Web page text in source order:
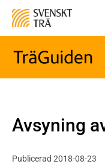
Avsyning
Publicerad 2018-08-23